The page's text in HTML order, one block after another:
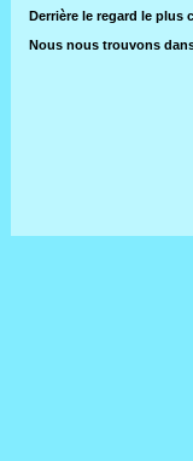
Derrière le regard le plus
Nous nous trouvons